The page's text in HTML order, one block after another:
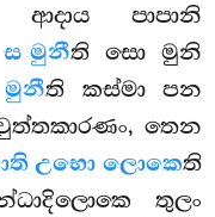
පාපානි
ස මුනීති සො මුනි
ති කස්මා පන
තෙන
උභො ලොකෙති
තුලං